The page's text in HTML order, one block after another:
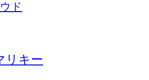
ド
リキー